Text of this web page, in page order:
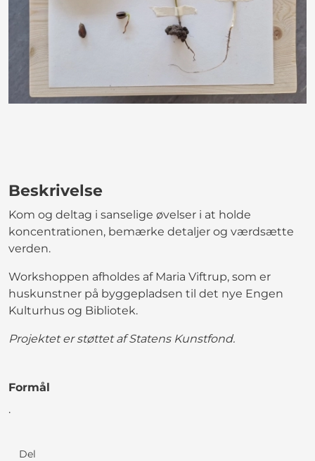
Beskrivelse
Kom og deltag i sanselige øvelser i at holde
koncentrationen, bemærke detaljer og værdsætte
verden.
Workshoppen afholdes af Maria Viftrup, som er
huskunstner på byggepladsen til det nye Engen
Kulturhus og Bibliotek.
Projektet er støttet af Statens Kunstfond.
Formål
.
Del